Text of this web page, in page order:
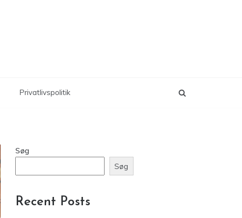
Privatlivspolitik
Søg
Søg
Recent Posts